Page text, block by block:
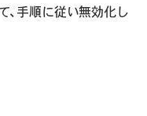
、手順に従い無効化し